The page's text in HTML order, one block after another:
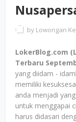
by Lowongan
LokerBlog.com
Terbaru
yang diidam -
memiliki
anda menjadi
untuk menggapai
harus didasari